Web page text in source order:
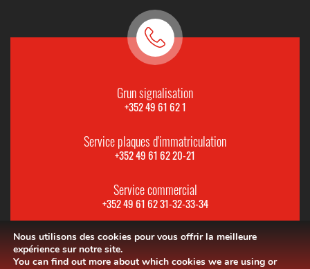
Grun signalisation
+352 49 61 62 1
Service plaques d'immatriculation
+352 49 61 62 20-21
Service commercial
+352 49 61 62 31-32-33-34
Nous utilisons des cookies pour vous offrir la meilleure
expérience sur notre site.
You can find out more about which cookies we are using or